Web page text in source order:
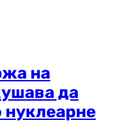
на
да
нуклеарне